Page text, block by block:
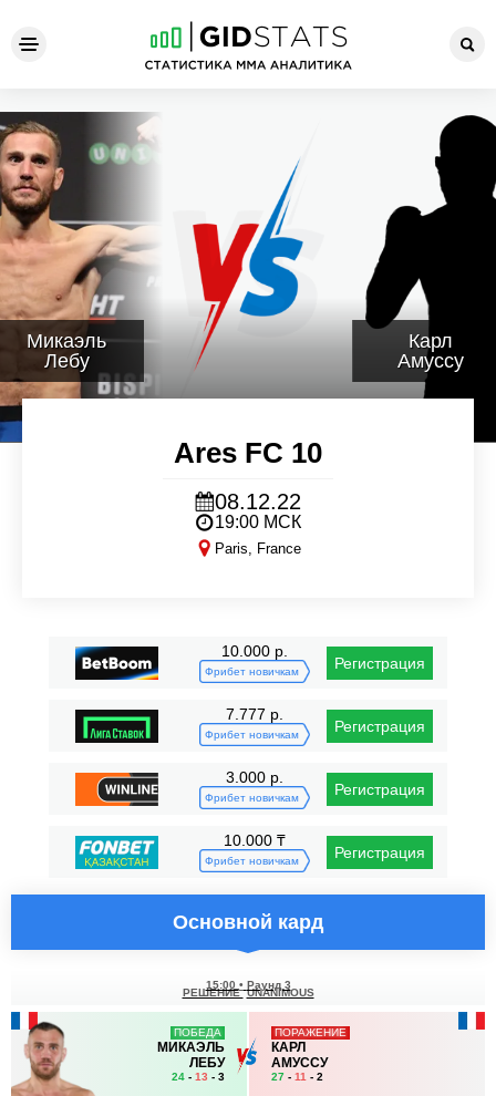
Ares FC 10
Микаэль
Лебу
Карл
Амуссу
Ares FC 10
08.12.22
19:00 МСК
Paris, France
10.000 р.
Фрибет новичкам Регистрация
7.777 р.
Фрибет новичкам Регистрация
3.000 р.
Фрибет новичкам Регистрация
10.000 ₸
Фрибет новичкам Регистрация
Основной кард
ПОБЕДА
МИКАЭЛЬ
ЛЕБУ
24 - 13 - 3
15:00 • Раунд 3
РЕШЕНИЕ UNANIMOUS
ПОРАЖЕНИЕ
КАРЛ
АМУССУ
27 - 11 - 2